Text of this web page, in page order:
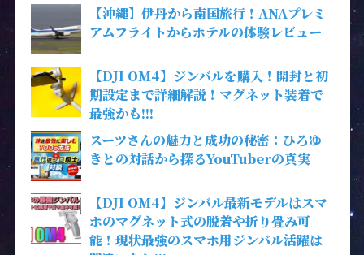
【沖縄】伊丹から南国旅行！ANAプレミ
アムフライトからホテルの体験レビュー
【DJI OM4】ジンバルを購入！開封と初
期設定まで詳細解説！マグネット装着で
最強かも!!!
スーツさんの魅力と成功の秘密：ひろゆ
きとの対話から探るYouTuberの真実
【DJI OM4】ジンバル最新モデルはスマ
ホのマグネット式の脱着や折り畳み可
能！現状最強のスマホ用ジンバル活躍は